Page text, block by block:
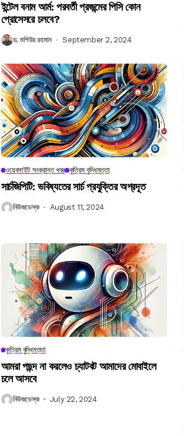
ইন্টেল বনাম আর্ম: পরবর্তী প্রজন্মের পিসি কোন
প্রোসেসরে চলবে?
ড. মশিউর রহমান September 2, 2024
ওয়েবসাইট সংক্রান্ত খবর কৃত্রিম বুদ্ধিমত্তা
সার্চজিপিটি: ভবিষ্যতের সার্চ প্রযুক্তির অগ্রদূত
নিউজডেস্ক August 11, 2024
কৃত্রিম বুদ্ধিমত্তা
আমরা পছন্দ না করলেও চ্যাটবট আমাদের মোবাইলে
চলে আসবে
নিউজডেস্ক July 22, 2024